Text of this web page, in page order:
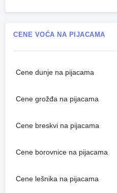
CENE VOĆA NA PIJACAMA
Cene dunje na pijacama
Cene grožđa na pijacama
Cene breskvi na pijacama
Cene borovnice na pijacama
Cene lešnika na pijacama